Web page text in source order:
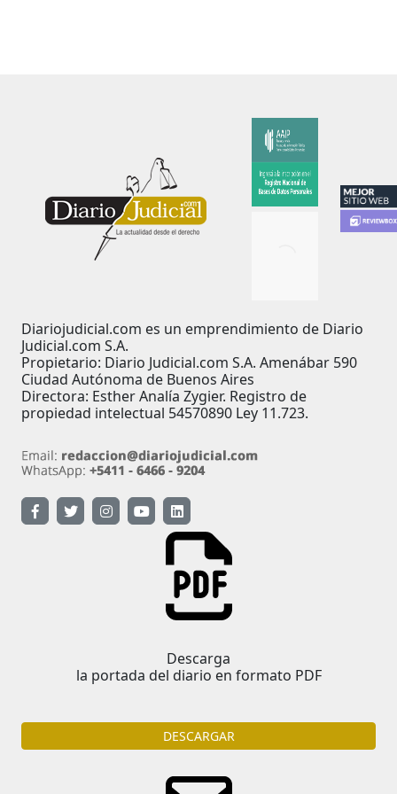
Diariojudicial.com es un emprendimiento de Diario
Judicial.com S.A.
Propietario: Diario Judicial.com S.A. Amenábar 590
Ciudad Autónoma de Buenos Aires
Directora: Esther Analía Zygier. Registro de
propiedad intelectual 54570890 Ley 11.723.
Descarga
la portada del diario en formato PDF
DESCARGAR